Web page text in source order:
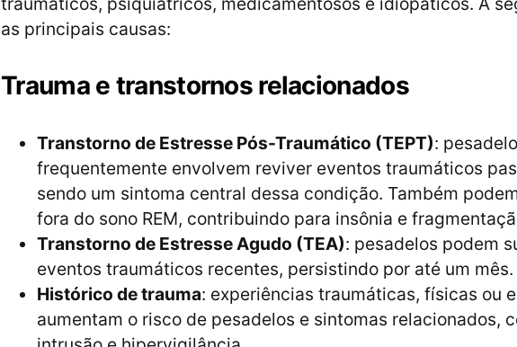
as principais causas:
Trauma e transtornos relacionados
Transtorno de Estresse Pós-Traumático (TEPT):
frequentemente envolvem reviver eventos traumáticos
sendo um sintoma central dessa condição. Também
fora do sono REM, contribuindo para insônia e
Transtorno de Estresse Agudo (TEA): pesadelos podem
eventos traumáticos recentes, persistindo por até um mês.
Histórico de trauma: experiências traumáticas, físicas ou
aumentam o risco de pesadelos e sintomas relacionados,